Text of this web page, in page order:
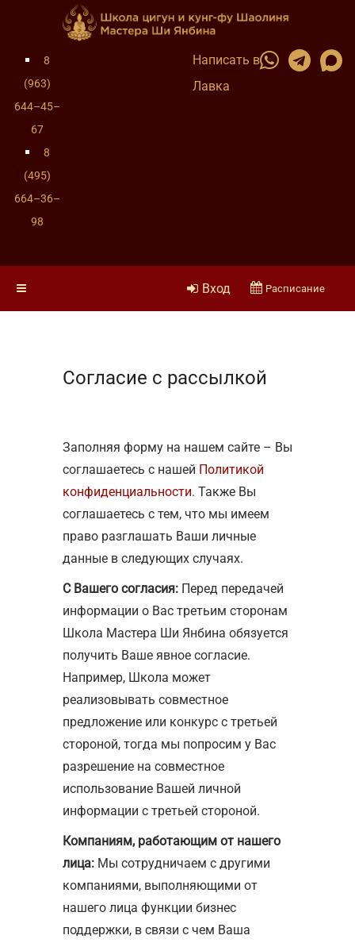
8
(963)
644–45–
67
8
(495)
664–36–
98
Написать в
Лавка
Вход Расписание
Согласие с рассылкой
Заполняя форму на нашем сайте – Вы
соглашаетесь с нашей Политикой
конфиденциальности. Также Вы
соглашаетесь с тем, что мы имеем
право разглашать Ваши личные
данные в следующих случаях.
С Вашего согласия: Перед передачей
информации о Вас третьим сторонам
Школа Мастера Ши Янбина обязуется
получить Ваше явное согласие.
Например, Школа может
реализовывать совместное
предложение или конкурс с третьей
стороной, тогда мы попросим у Вас
разрешение на совместное
использование Вашей личной
информации с третьей стороной.
Компаниям, работающим от нашего
лица: Мы сотрудничаем с другими
компаниями, выполняющими от
нашего лица функции бизнес
поддержки, в связи с чем Ваша